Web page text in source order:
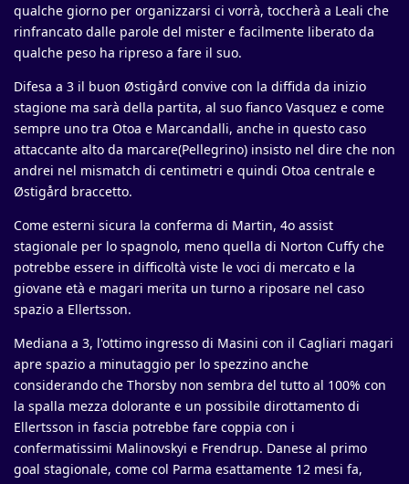
qualche giorno per organizzarsi ci vorrà, toccherà a Leali che
rinfrancato dalle parole del mister e facilmente liberato da
qualche peso ha ripreso a fare il suo.
Difesa a 3 il buon Østigård convive con la diffida da inizio
stagione ma sarà della partita, al suo fianco Vasquez e come
sempre uno tra Otoa e Marcandalli, anche in questo caso
attaccante alto da marcare(Pellegrino) insisto nel dire che non
andrei nel mismatch di centimetri e quindi Otoa centrale e
Østigård braccetto.
Come esterni sicura la conferma di Martin, 4o assist
stagionale per lo spagnolo, meno quella di Norton Cuffy che
potrebbe essere in difficoltà viste le voci di mercato e la
giovane età e magari merita un turno a riposare nel caso
spazio a Ellertsson.
Mediana a 3, l'ottimo ingresso di Masini con il Cagliari magari
apre spazio a minutaggio per lo spezzino anche
considerando che Thorsby non sembra del tutto al 100% con
la spalla mezza dolorante e un possibile dirottamento di
Ellertsson in fascia potrebbe fare coppia con i
confermatissimi Malinovskyi e Frendrup. Danese al primo
goal stagionale, come col Parma esattamente 12 mesi fa,